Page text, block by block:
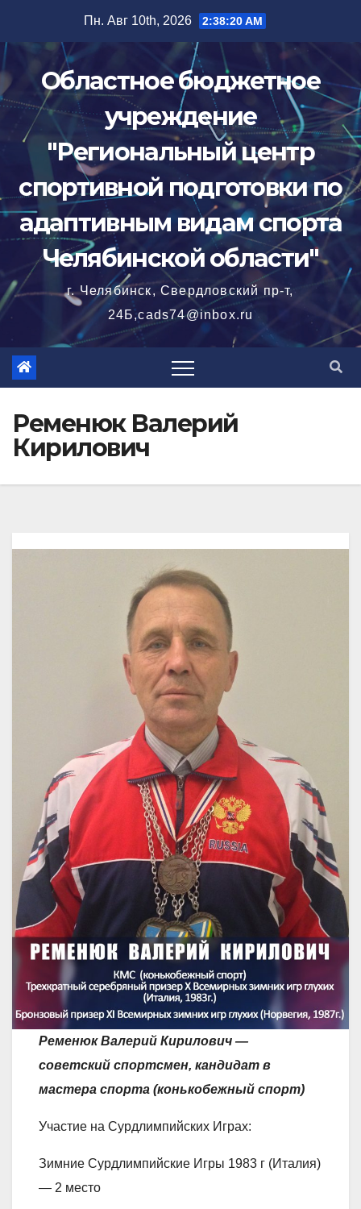
содержимому
Пн. Авг 10th, 2026 2:38:21 AM
Областное бюджетное
учреждение
"Региональный центр
спортивной подготовки по
адаптивным видам спорта
Челябинской области"
г. Челябинск, Свердловский пр-т,
24Б,cads74@inbox.ru
Ременюк Валерий
Кирилович
Ременюк Валерий Кирилович —
советский спортсмен, кандидат в
мастера спорта (конькобежный спорт)
Участие на Сурдлимпийских Играх:
Зимние Сурдлимпийские Игры 1983 г (Италия)
— 2 место